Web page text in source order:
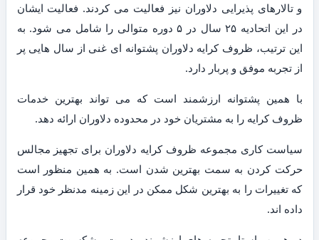
و تالارهای پذیرایی دلاوران نیز فعالیت می کردند. فعالیت ایشان
در این اتحادیه ۲۵ سال در ۵ دوره متوالی را شامل می شود. به
این ترتیب، ظروف کرایه دلاوران پشتوانه ای غنی از سال هایی پر
از تجربه موفق و پربار دارد.
با همین پشتوانه ارزشمند است که می تواند بهترین خدمات
ظروف کرایه را به مشتریان خود در محدوده دلاوران ارائه دهد.
سیاست کاری مجموعه ظروف کرایه دلاوران برای تجهیز مجالس
حرکت کردن به سمت بهترین شدن است. به همین منظور است
که تغییرات را به بهترین شکل ممکن در این زمینه مدنظر خود قرار
داده اند.